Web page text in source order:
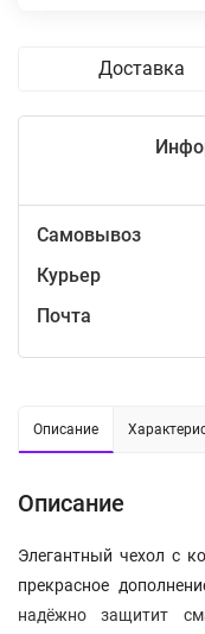
Доставка
Самовывоз
Курьер
Почта
Описание
Описание
Элегантный чехол с
прекрасное
надёжно защитит